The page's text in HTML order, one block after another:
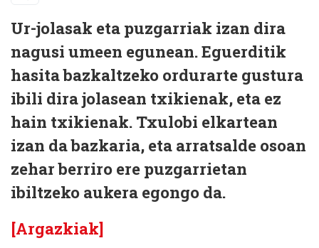
Ur-jolasak eta puzgarriak izan dira
nagusi umeen egunean. Eguerditik
hasita bazkaltzeko ordurarte gustura
ibili dira jolasean txikienak, eta ez
hain txikienak. Txulobi elkartean
izan da bazkaria, eta arratsalde osoan
zehar berriro ere puzgarrietan
ibiltzeko aukera egongo da.
[Argazkiak]